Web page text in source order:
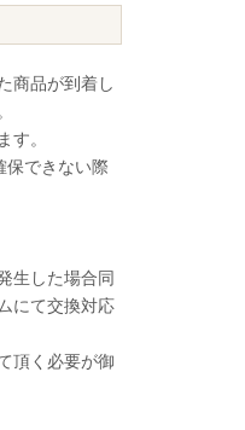
商品が到着し
す。
保できない際
生した場合同
にて交換対応
頂く必要が御